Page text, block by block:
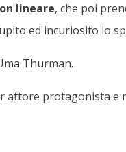
lineare, che poi
ed incuriosito lo
Thurman.
attore protagonista